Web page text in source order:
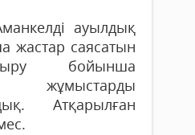
ауылдық
жастар саясатын
бойынша
жұмыстарды
Атқарылған